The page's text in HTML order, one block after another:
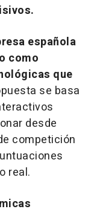
española
como
que
se basa
desde
competición
real.